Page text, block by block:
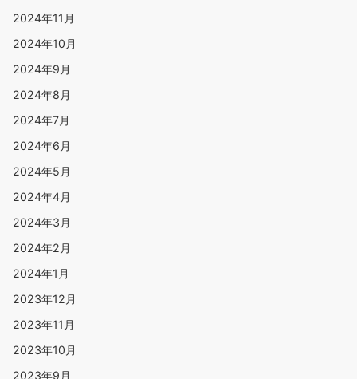
2024年11月
2024年10月
2024年9月
2024年8月
2024年7月
2024年6月
2024年5月
2024年4月
2024年3月
2024年2月
2024年1月
2023年12月
2023年11月
2023年10月
2023年9月